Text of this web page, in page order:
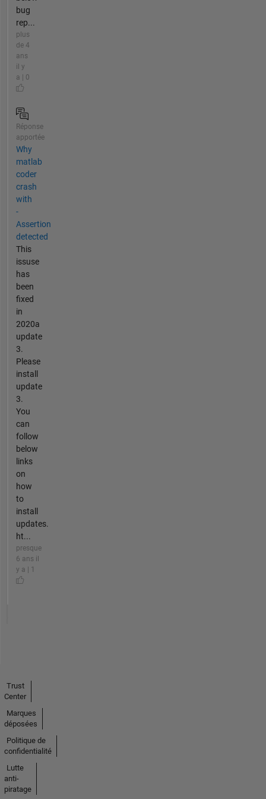
bug
rep...
plus
de 4
ans
il y
a | 0
Réponse
apportée
Why
matlab
coder
crash
with
-
Assertion
detected
This
issuse
has
been
fixed
in
2020a
update
3.
Please
install
update
3.
You
can
follow
below
links
on
how
to
install
updates.
ht...
presque
6 ans il
y a | 1
Trust
Center
Marques
déposées
Politique de
confidentialité
Lutte
anti-
piratage